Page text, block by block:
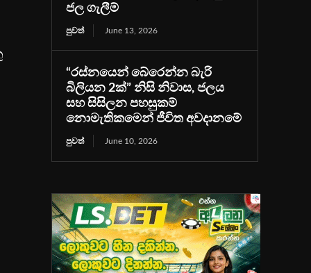
ජල ගැලීම්
පුවත් June 13, 2026
“රස්නයෙන් බේරෙන්න බැරි
බිලියන 2ක්” නිසි නිවාස, ජලය
සහ සිසිලන පහසුකම්
නොමැතිකමෙන් ජීවිත අවදානමේ
පුවත් June 10, 2026